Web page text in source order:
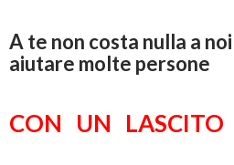
A te non costa nulla a
aiutare molte persone
CON UN LASCITO